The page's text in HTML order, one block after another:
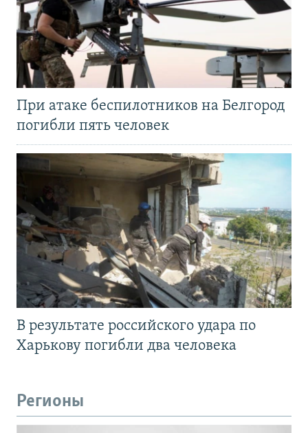
При атаке беспилотников на Белгород
погибли пять человек
В результате российского удара по
Харькову погибли два человека
Регионы